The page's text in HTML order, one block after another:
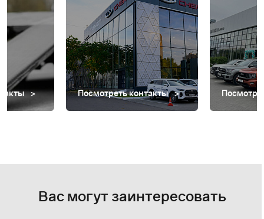
Посмотреть контакты
Вас могут заинтересовать